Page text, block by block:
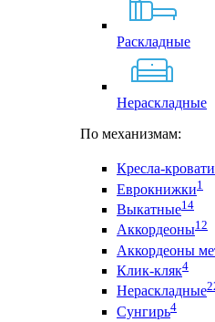
Раскладные
Нераскладные
По механизмам:
Кресла-кровати
Еврокнижки1
Выкатные14
Аккордеоны12
Аккордеоны
Клик-кляк4
Нераскладные
Сунгирь4